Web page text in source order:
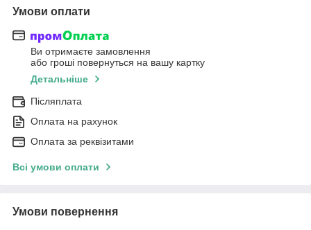
Умови оплати
Ви отримаєте замовлення
або гроші повернуться на вашу картку
Детальніше
Післяплата
Оплата на рахунок
Оплата за реквізитами
Всі умови оплати
Умови повернення